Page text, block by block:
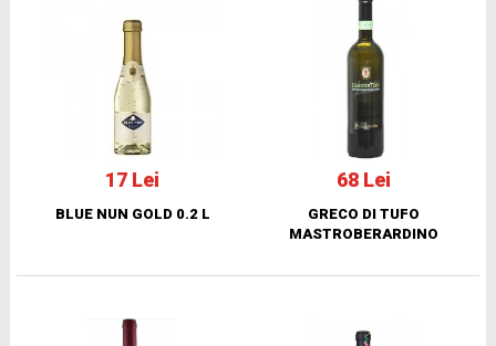
17 Lei
BLUE NUN GOLD 0.2 L
68 Lei
GRECO DI TUFO
MASTROBERARDINO